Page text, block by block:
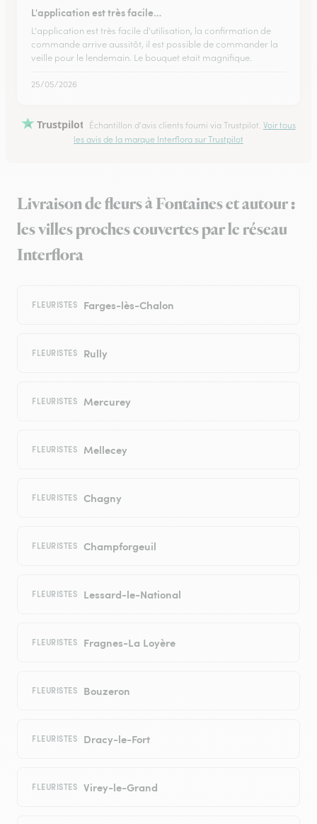
L'application est très facile…
L'application est très facile d'utilisation, la confirmation de
commande arrive aussitôt, il est possible de commander la
veille pour le lendemain. Le bouquet etait magnifique.
25/05/2026
Trustpilot Échantillon d'avis clients fourni via Trustpilot. Voir tous
les avis de la marque Interflora sur Trustpilot
Livraison de fleurs à Fontaines et autour :
les villes proches couvertes par le réseau
Interflora
FLEURISTES Farges-lès-Chalon
FLEURISTES Rully
FLEURISTES Mercurey
FLEURISTES Mellecey
FLEURISTES Chagny
FLEURISTES Champforgeuil
FLEURISTES Lessard-le-National
FLEURISTES Fragnes-La Loyère
FLEURISTES Bouzeron
FLEURISTES Dracy-le-Fort
FLEURISTES Virey-le-Grand